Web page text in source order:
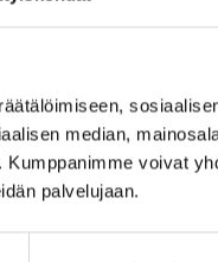
median,
voivat
palvelujaan.
ja turva-alalla.
ja
työehtojen
vahvasti